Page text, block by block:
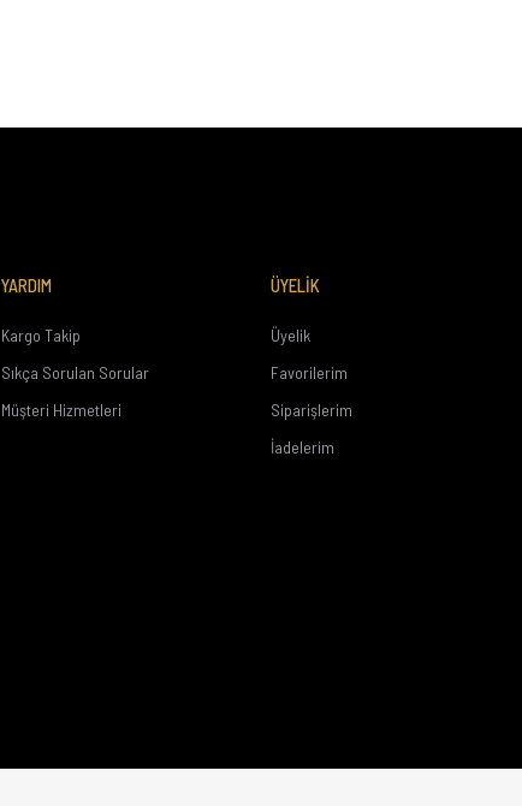
YARDIM
Kargo Takip
Sıkça Sorulan Sorular
Müşteri Hizmetleri
ÜYELİK
Üyelik
Favorilerim
Siparişlerim
İadelerim